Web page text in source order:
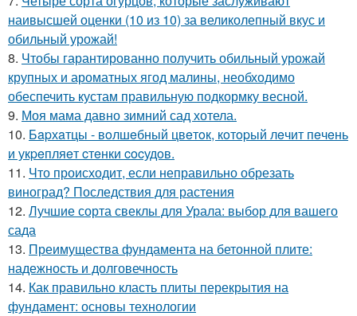
наивысшей оценки (10 из 10) за великолепный вкус и
обильный урожай!
8. Чтобы гарантированно получить обильный урожай
крупных и ароматных ягод малины, необходимо
обеспечить кустам правильную подкормку весной.
9. Моя мама давно зимний сад хотела.
10. Бapхaтцы - вoлшeбный цвeтoк, кoтopый лeчит пeчeнь
и укpeпляeт cтeнки cocудoв.
11. Что происходит, если неправильно обрезать
виноград? Последствия для растения
12. Лучшие сорта свеклы для Урала: выбор для вашего
сада
13. Преимущества фундамента на бетонной плите:
надежность и долговечность
14. Как правильно класть плиты перекрытия на
фундамент: основы технологии